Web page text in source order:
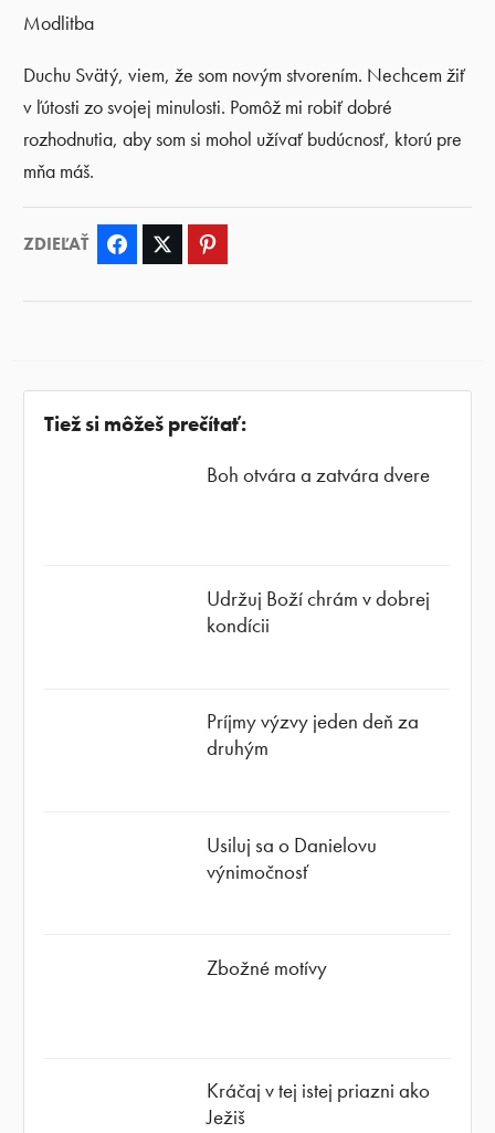
Modlitba
Duchu Svätý, viem, že som novým stvorením. Nechcem žiť
v ľútosti zo svojej minulosti. Pomôž mi robiť dobré
rozhodnutia, aby som si mohol užívať budúcnosť, ktorú pre
mňa máš.
ZDIEĽAŤ Facebook Twitter
Tiež si môžeš prečítať:
Boh otvára a zatvára dvere
Udržuj Boží chrám v dobrej
kondícii
Príjmy výzvy jeden deň za
druhým
Usiluj sa o Danielovu
výnimočnosť
Zbožné motívy
Kráčaj v tej istej priazni ako
Ježiš